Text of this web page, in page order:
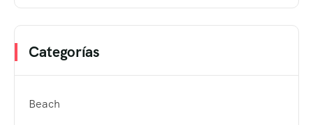
Categorías
Beach